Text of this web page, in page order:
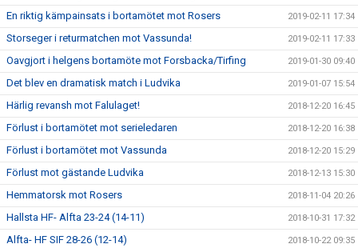
En riktig kämpainsats i bortamötet mot Rosers 2019-02-11 17:34
Storseger i returmatchen mot Vassunda! 2019-02-11 17:33
Oavgjort i helgens bortamöte mot Forsbacka/Tirfing 2019-01-30 09:40
Det blev en dramatisk match i Ludvika 2019-01-07 15:54
Härlig revansh mot Falulaget! 2018-12-20 16:45
Förlust i bortamötet mot serieledaren 2018-12-20 16:38
Förlust i bortamötet mot Vassunda 2018-12-20 15:29
Förlust mot gästande Ludvika 2018-12-13 15:30
Hemmatorsk mot Rosers 2018-11-04 20:26
Hallsta HF- Alfta 23-24 (14-11) 2018-10-31 17:32
Alfta- HF SIF 28-26 (12-14) 2018-10-22 09:35